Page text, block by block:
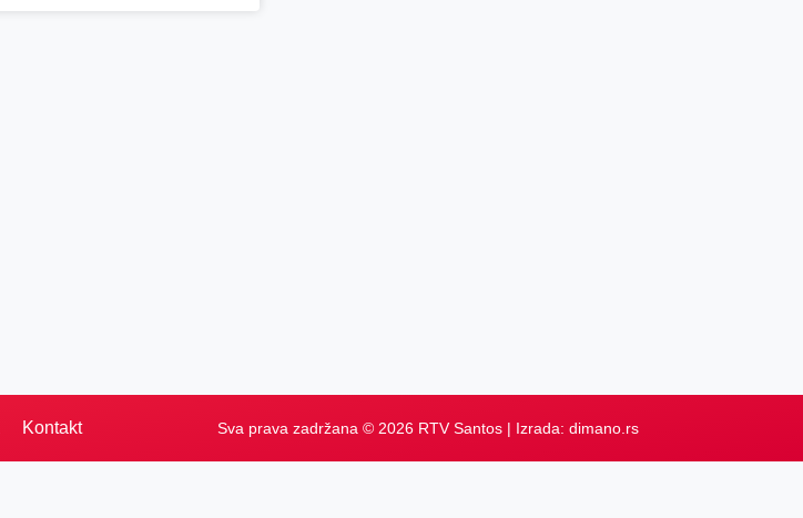
Kontakt Sva prava zadržana © 2026 RTV Santos | Izrada: dimano.rs